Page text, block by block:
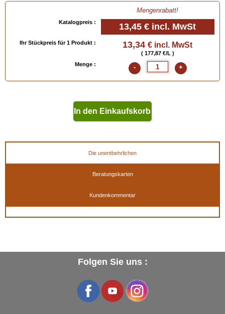
Mengenrabatt!
Katalogpreis : 13,45 € incl. MwSt
Ihr Stückpreis für 1 Produkt : 13,34 € incl. MwSt
( 177,87 €/L )
Menge :
- +
In den Einkaufskorb
Die unentbehrlichen
Beratungskarten
Kundenkommentar
Folgen Sie uns :